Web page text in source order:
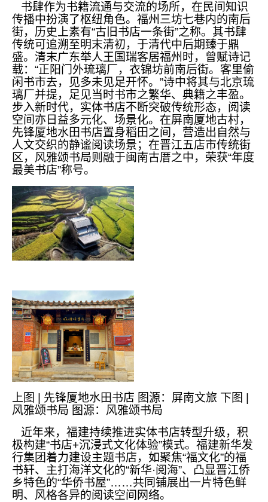
书肆作为书籍流通与交流的场所，在民间知识
传播中扮演了枢纽角色。福州三坊七巷内的南后
街，历史上素有“古旧书店一条街”之称。其书肆
传统可追溯至明末清初，于清代中后期臻于鼎
盛。清末广东举人王国瑞客居福州时，曾赋诗记
载：“正阳门外琉璃厂，衣锦坊前南后街。客里偷
闲书市去，见多未见足开怀。”诗中将其与北京琉
璃厂并提，足见当时书市之繁华、典籍之丰盈。
步入新时代，实体书店不断突破传统形态，阅读
空间亦日益多元化、场景化。在屏南厦地古村，
先锋厦地水田书店置身稻田之间，营造出自然与
人文交织的静谧阅读场景；在晋江五店市传统街
区，风雅颂书局则融于闽南古厝之中，荣获“年度
最美书店”称号。
上图 | 先锋厦地水田书店 图源：屏南文旅 下图 |
风雅颂书局 图源：风雅颂书局
近年来，福建持续推进实体书店转型升级，积
极构建“书店+沉浸式文化体验”模式。福建新华发
行集团着力建设主题书店，如聚焦“福文化”的福
书轩、主打海洋文化的“新华·阅海”、凸显晋江侨
乡特色的“华侨书屋”……共同铺展出一片特色鲜
明、风格各异的阅读空间网络。